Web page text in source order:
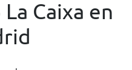
Caixa en